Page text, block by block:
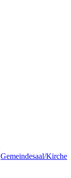
Gemeindesaal/Kirche